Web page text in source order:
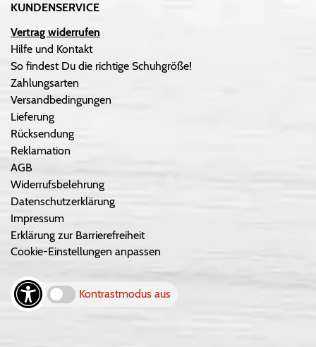
KUNDENSERVICE
Vertrag widerrufen
Hilfe und Kontakt
So findest Du die richtige Schuhgröße!
Zahlungsarten
Versandbedingungen
Lieferung
Rücksendung
Reklamation
AGB
Widerrufsbelehrung
Datenschutzerklärung
Impressum
Erklärung zur Barrierefreiheit
Cookie-Einstellungen anpassen
Kontrastmodus aus